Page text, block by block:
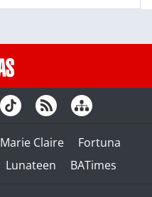
Marie Claire
Fortuna
Lunateen BATimes